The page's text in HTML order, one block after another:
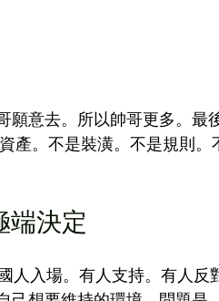
願意去。所以帥哥更多。最
產。不是裝潢。不是規則
端決定
人入場。有人支持。有人反